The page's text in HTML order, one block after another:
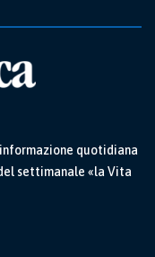
quotidiana
settimanale «la Vita